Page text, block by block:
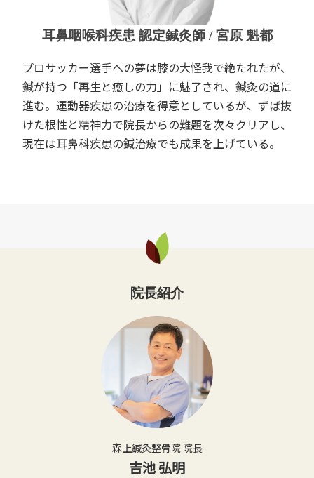
耳鼻咽喉科疾患 認定鍼灸師 / 宮原 魁都
プロサッカー選手への夢は膝の大怪我で絶たれたが、
鍼が持つ「再生と癒しの力」に魅了され、鍼灸の道に
進む。運動器疾患の治療を得意としているが、ずば抜
けた根性と精神力で院長からの難題を次々クリアし、
現在は耳鼻科疾患の鍼治療でも成果を上げている。
院長紹介
森上鍼灸整骨院 院長
吉池 弘明